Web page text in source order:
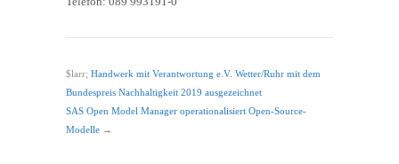
$larr; Handwerk mit Verantwortung e.V. Wetter/Ruhr mit dem
Bundespreis Nachhaltigkeit 2019 ausgezeichnet
SAS Open Model Manager operationalisiert Open-Source-
Modelle →